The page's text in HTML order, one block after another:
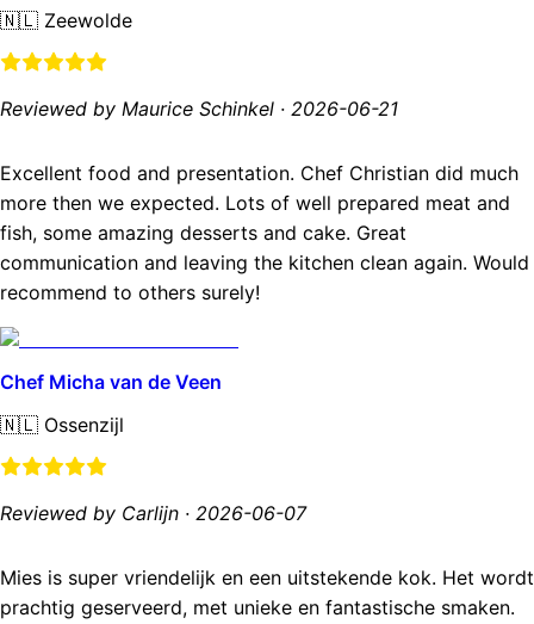
🇳🇱 Zeewolde
Reviewed by Maurice Schinkel · 2026-06-21
Excellent food and presentation. Chef Christian did much
more then we expected. Lots of well prepared meat and
fish, some amazing desserts and cake. Great
communication and leaving the kitchen clean again. Would
recommend to others surely!
Chef Micha van de Veen
🇳🇱 Ossenzijl
Reviewed by Carlijn · 2026-06-07
Mies is super vriendelijk en een uitstekende kok. Het wordt
prachtig geserveerd, met unieke en fantastische smaken.